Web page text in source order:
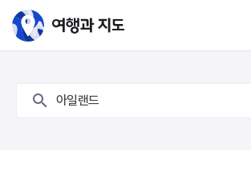
아일랜드 보험 - 여행과 지도
아일랜드